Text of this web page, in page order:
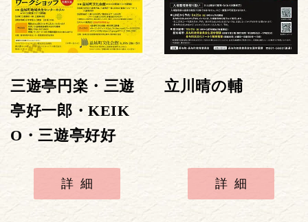
三遊亭円楽・三遊
亭好一郎・KEIK
O・三遊亭好好
詳細
立川晴の輔
詳細